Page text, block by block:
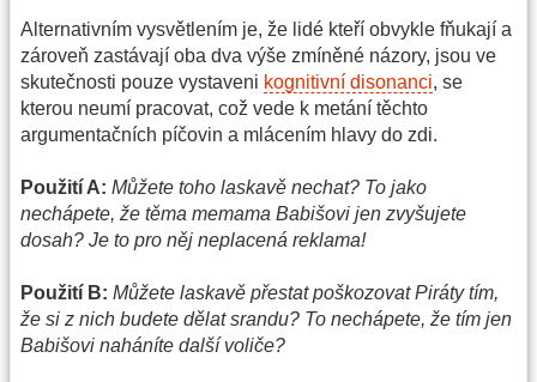
Alternativním vysvětlením je, že lidé kteří obvykle fňukají a
zároveň zastávají oba dva výše zmíněné názory, jsou ve
skutečnosti pouze vystaveni kognitivní disonanci, se
kterou neumí pracovat, což vede k metání těchto
argumentačních píčovin a mlácením hlavy do zdi.
Použití A: Můžete toho laskavě nechat? To jako
nechápete, že těma memama Babišovi jen zvyšujete
dosah? Je to pro něj neplacená reklama!
Použití B: Můžete laskavě přestat poškozovat Piráty tím,
že si z nich budete dělat srandu? To nechápete, že tím jen
Babišovi naháníte další voliče?